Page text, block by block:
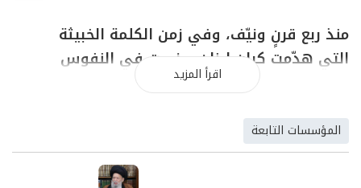
منذ ربع قرنٍ ونيّف، وفي زمن الكلمة الخبيثة
التي هدّمت كيان لبنان، وزرعت في النفوس
الفِرقَة والحقد والبغضاء، على كافة الصُعد
لبنانات، وبيروت عواصماً لمذاهب وطوائف
في ما كان يسمّى آنذاك بالشرقية والغربية،
فانتشرت الفوضى وعمَّ الخراب، وعَلَت
اقرأ المزيد
المؤسسات التابعة